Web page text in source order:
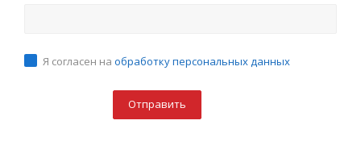
Я согласен на обработку персональных данных